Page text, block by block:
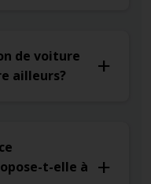
de voiture
ailleurs?
t-elle à